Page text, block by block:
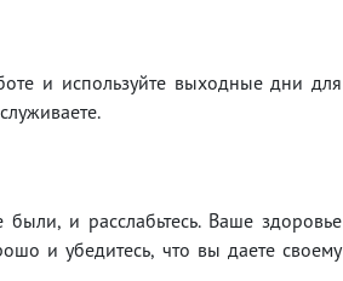
и используйте выходные дни для
и расслабьтесь. Ваше здоровье
и убедитесь, что вы даете своему